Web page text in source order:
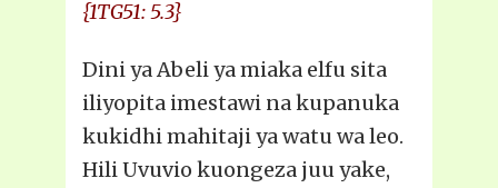
{1TG51: 5.3}
Dini ya Abeli ya miaka elfu sita
iliyopita imestawi na kupanuka
kukidhi mahitaji ya watu wa leo.
Hili Uvuvio kuongeza juu yake,